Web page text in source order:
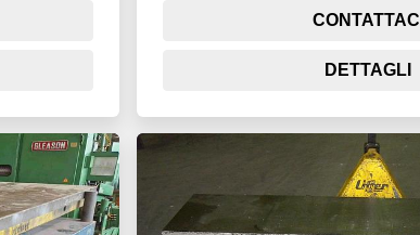
CONTATTACI
DETTAGLI